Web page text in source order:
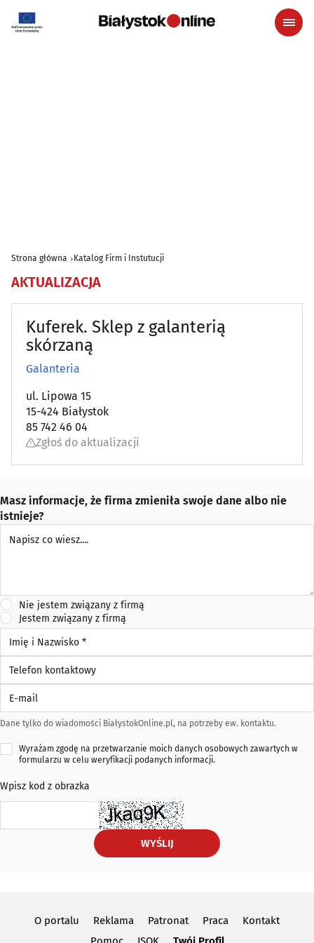
Strona główna Katalog Firm i Instutucji
AKTUALIZACJA
Kuferek. Sklep z galanterią
skórzaną
Galanteria
ul. Lipowa 15
15-424 Białystok
85 742 46 04
Zgłoś do aktualizacji
Masz informacje, że firma zmieniła swoje dane albo nie
istnieje?
Nie jestem związany z firmą
Jestem związany z firmą
Dane tylko do wiadomości BiałystokOnline.pl, na potrzeby ew. kontaktu.
Wyrażam zgodę na przetwarzanie moich danych osobowych zawartych w
formularzu w celu weryfikacji podanych informacji.
Wpisz kod z obrazka
WYŚLIJ
O portalu Reklama Patronat Praca
Kontakt